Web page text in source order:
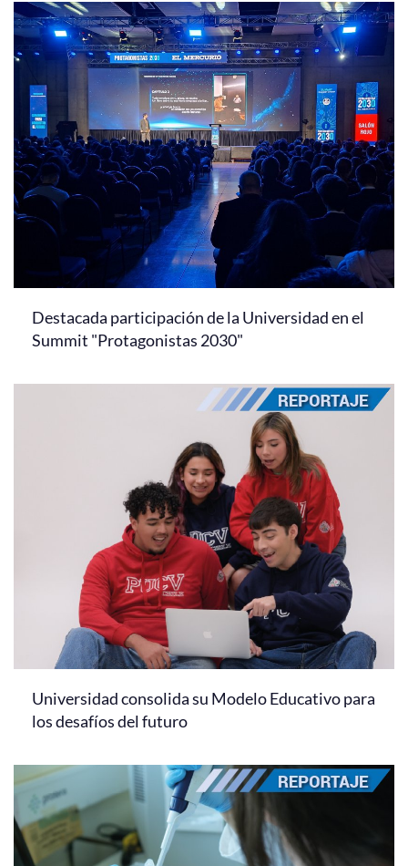
Destacada participación de la Universidad en el
Summit "Protagonistas 2030"
Universidad consolida su Modelo Educativo para
los desafíos del futuro